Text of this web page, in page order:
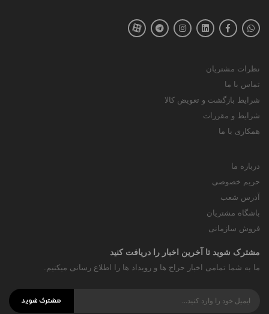
نظرات مشتریان
تماس با ما
شرایط بازگشت و تعویض کالا
شرایط و مقررات
همکاری با ما
درباره ما
حریم خصوصی
آدرس شعب
باشگاه مشتریان
فروش سازمانی
مشترک شوید تا آخرین اخبار را دریافت کنید
ما به شما تمامی اخبار حراج ها و رویداد ها را اطلاع رسانی میکنیم.
مشترک شوید